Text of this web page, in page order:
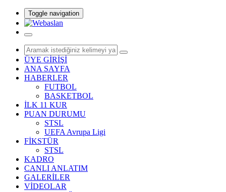
Toggle navigation
ÜYE GİRİŞİ
ANA SAYFA
HABERLER
FUTBOL
BASKETBOL
İLK 11 KUR
PUAN DURUMU
STSL
UEFA Avrupa Ligi
FİKSTÜR
STSL
KADRO
CANLI ANLATIM
GALERİLER
VİDEOLAR